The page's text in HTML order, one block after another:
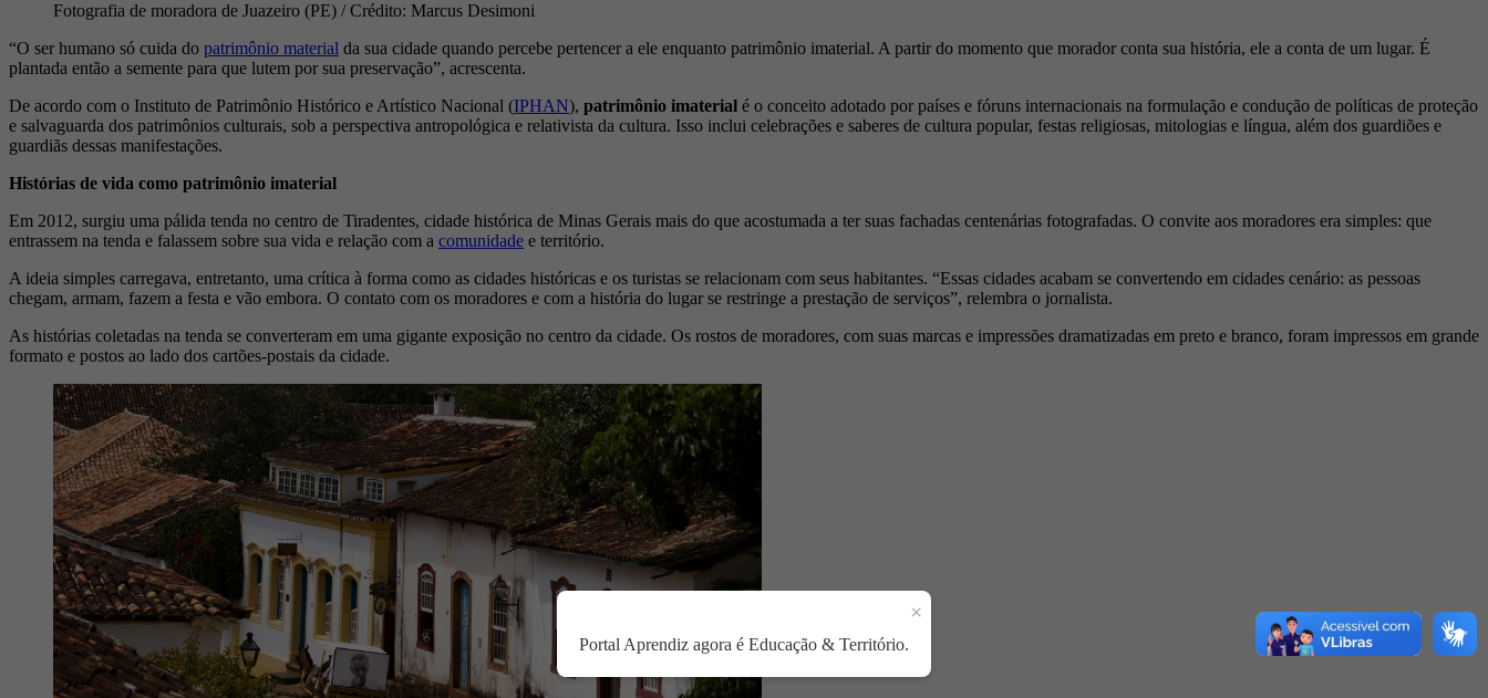
Fotografia de moradora de Juazeiro (PE) / Crédito: Marcus Desimoni
“O ser humano só cuida do patrimônio material da sua cidade quando percebe pertencer a ele enquanto patrimônio imaterial. A partir do momento que morador conta sua história, ele a conta de um lugar. É
plantada então a semente para que lutem por sua preservação”, acrescenta.
De acordo com o Instituto de Patrimônio Histórico e Artístico Nacional (IPHAN), patrimônio imaterial é o conceito adotado por países e fóruns internacionais na formulação e condução de políticas de proteção
e salvaguarda dos patrimônios culturais, sob a perspectiva antropológica e relativista da cultura. Isso inclui celebrações e saberes de cultura popular, festas religiosas, mitologias e língua, além dos guardiões e
guardiãs dessas manifestações.
Histórias de vida como patrimônio imaterial
Em 2012, surgiu uma pálida tenda no centro de Tiradentes, cidade histórica de Minas Gerais mais do que acostumada a ter suas fachadas centenárias fotografadas. O convite aos moradores era simples: que
entrassem na tenda e falassem sobre sua vida e relação com a comunidade e território.
A ideia simples carregava, entretanto, uma crítica à forma como as cidades históricas e os turistas se relacionam com seus habitantes. “Essas cidades acabam se convertendo em cidades cenário: as pessoas
chegam, armam, fazem a festa e vão embora. O contato com os moradores e com a história do lugar se restringe a prestação de serviços”, relembra o jornalista.
As histórias coletadas na tenda se converteram em uma gigante exposição no centro da cidade. Os rostos de moradores, com suas marcas e impressões dramatizadas em preto e branco, foram impressos em grande
formato e postos ao lado dos cartões-postais da cidade.
Portal Aprendiz agora é Educação & Território.
×